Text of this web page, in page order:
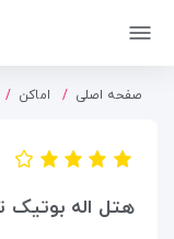
صفحه اصلی اماکن
هتل اله بوتیک